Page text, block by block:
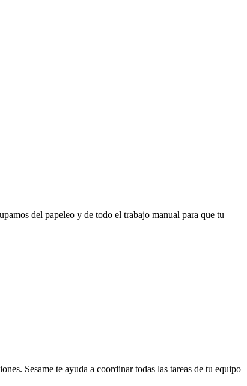
del papeleo y de todo el trabajo manual para que tu
Sesame te ayuda a coordinar todas las tareas de tu equipo